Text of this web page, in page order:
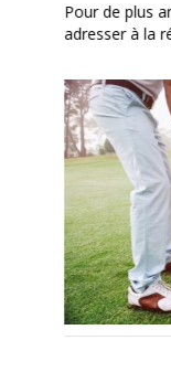
Pour de plus
adresser à la